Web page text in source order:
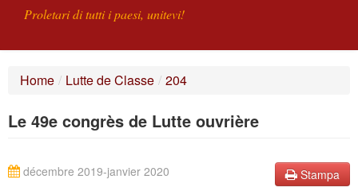
Proletari di tutti i paesi, unitevi!
SCRIVETECI
Home / Lutte de Classe / 204
Le 49e congrès de Lutte ouvrière
Stampa
décembre 2019-janvier 2020